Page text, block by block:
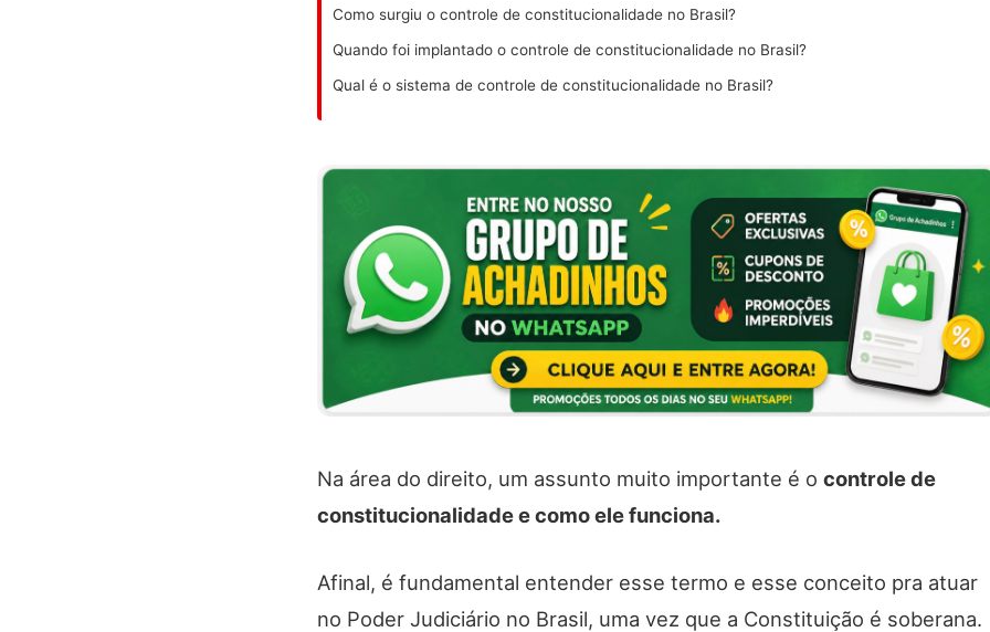
Como surgiu o controle de constitucionalidade no Brasil?
Quando foi implantado o controle de constitucionalidade no Brasil?
Qual é o sistema de controle de constitucionalidade no Brasil?
Na área do direito, um assunto muito importante é o controle de
constitucionalidade e como ele funciona.
Afinal, é fundamental entender esse termo e esse conceito pra atuar
no Poder Judiciário no Brasil, uma vez que a Constituição é soberana.